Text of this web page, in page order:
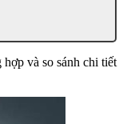
và so sánh chi tiết